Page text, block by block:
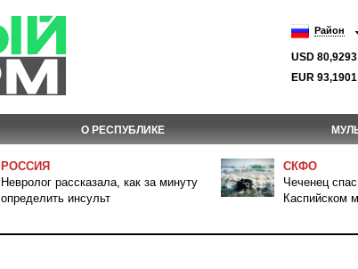
Район
USD 80,9293
EUR 93,1901
О РЕСПУБЛИКЕ
РОССИЯ
Невролог рассказала, как за минуту
определить инсульт
СКФО
Чеченец
Каспийском